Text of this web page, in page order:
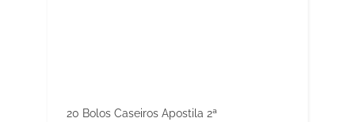
20 Bolos Caseiros Apostila 2ª